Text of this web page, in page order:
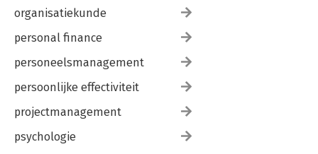
organisatiekunde
personal finance
personeelsmanagement
persoonlijke effectiviteit
projectmanagement
psychologie